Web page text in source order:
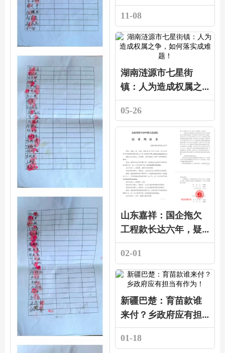
应该办好！
11-08
湖南涟源市七星街
镇：人为造成权属之
争，如何落实成难
题！
05-26
山东嘉祥：国企拖欠
工程款长达六年，疑
似挪用该追责
02-01
新疆巴楚：育苗款谁
来付？乡政府应有担
当有作为！
01-18